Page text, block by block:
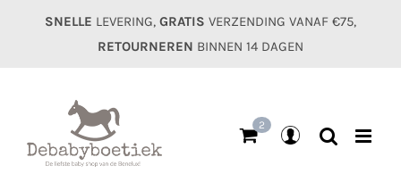
SNELLE LEVERING, GRATIS VERZENDING VANAF €75,
RETOURNEREN BINNEN 14 DAGEN
2